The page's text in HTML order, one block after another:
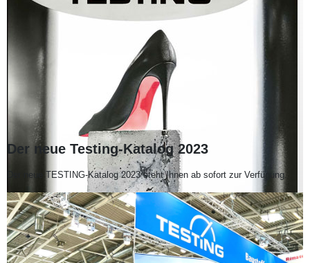
Der neue Testing-Katalog 2023
Der neue TESTING-Katalog 2023 steht Ihnen ab sofort zur Verfügung.